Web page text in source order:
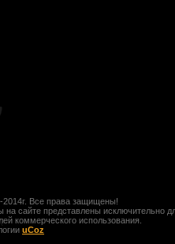
Все права защищены!
сайте представлены исключительно
коммерческого использования.
uCoz